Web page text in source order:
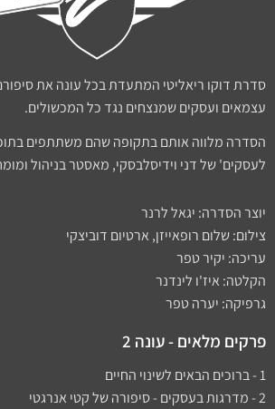
עצמאים ועסקים שמנצחים נגד כל המכשולים.
הסדרה מלווה אותם בתקופה שהם משתתפים
לעסקים' של דני וידיסלבסקי, מאסטר בניהול
יוצר הסדרה: יגאל לרנר
צילום: שלום רופאייזן, ארטיום דוביצקי
עריכה: יקיר טפר
הקלטה: איז'ו לינדנר
גרפיקה: יערה טפר
פרקים מלאים - עונה 2
1 - ברוכים הבאים לשינוי החיים
2 - מדרגות בעסקים - סיפורה של קטי אנרגטי